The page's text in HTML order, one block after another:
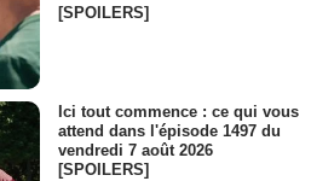
[SPOILERS]
Ici tout commence : ce qui vous
attend dans l'épisode 1497 du
vendredi 7 août 2026
[SPOILERS]